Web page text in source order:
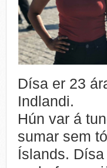
Dísa er 23
Indlandi.
Hún var á
sumar sem
Íslands.